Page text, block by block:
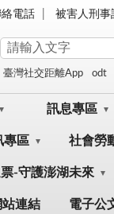
電話 被害人刑事
臺灣社交距離App odt
訊息專區
專區 社會勞
-守護澎湖未來
連結 電子公